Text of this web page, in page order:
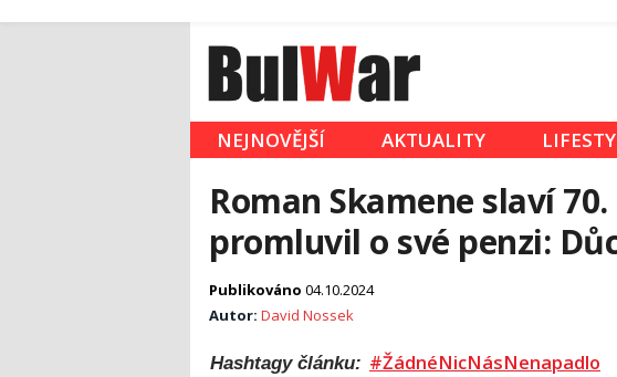
NEJNOVĚJŠÍ AKTUALITY
Roman Skamene slaví
promluvil o své penzi:
Publikováno 04.10.2024
Autor: David Nossek
Hashtagy článku: #ŽádnéNicNásNenapadlo